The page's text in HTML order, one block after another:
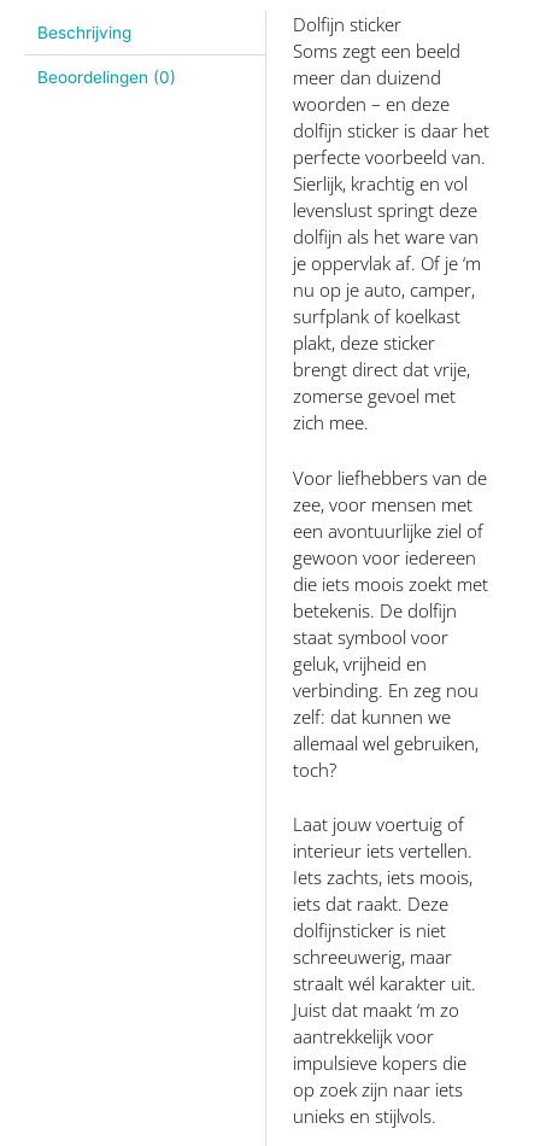
Beschrijving
Beoordelingen (0)
Dolfijn sticker
Soms zegt een beeld
meer dan duizend
woorden – en deze
dolfijn sticker is daar het
perfecte voorbeeld van.
Sierlijk, krachtig en vol
levenslust springt deze
dolfijn als het ware van
je oppervlak af. Of je ‘m
nu op je auto, camper,
surfplank of koelkast
plakt, deze sticker
brengt direct dat vrije,
zomerse gevoel met
zich mee.
Voor liefhebbers van de
zee, voor mensen met
een avontuurlijke ziel of
gewoon voor iedereen
die iets moois zoekt met
betekenis. De dolfijn
staat symbool voor
geluk, vrijheid en
verbinding. En zeg nou
zelf: dat kunnen we
allemaal wel gebruiken,
toch?
Laat jouw voertuig of
interieur iets vertellen.
Iets zachts, iets moois,
iets dat raakt. Deze
dolfijnsticker is niet
schreeuwerig, maar
straalt wél karakter uit.
Juist dat maakt ‘m zo
aantrekkelijk voor
impulsieve kopers die
op zoek zijn naar iets
unieks en stijlvols.